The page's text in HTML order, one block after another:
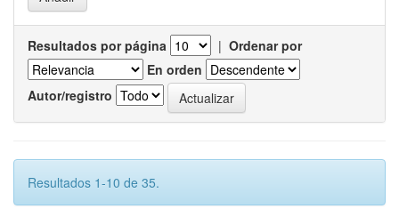
Resultados por página | Ordenar por
En orden
Autor/registro
Resultados 1-10 de 35.